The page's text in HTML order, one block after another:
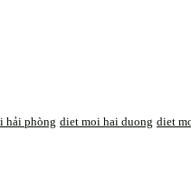
hải phòng diet moi hai duong diet